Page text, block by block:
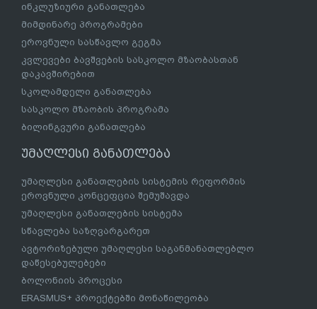
ინკლუზიური განათლება
მიმდინარე პროგრამები
ეროვნული სასწავლო გეგმა
კვლევები ბავშვების სასკოლო მზაობასთან
დაკავშირებით
სკოლამდელი განათლება
სასკოლო მზაობის პროგრამა
ბილინგვური განათლება
უმაღლესი განათლება
უმაღლესი განათლების სისტემის რეფორმის
ეროვნული კონცეფცია შემუშავდა
უმაღლესი განათლების სისტემა
სწავლება საზღვარგარეთ
ავტორიზებული უმაღლესი საგანმანათლებლო
დაწესებულებები
ბოლონიის პროცესი
ERASMUS+ პროექტებში მონაწილეობა